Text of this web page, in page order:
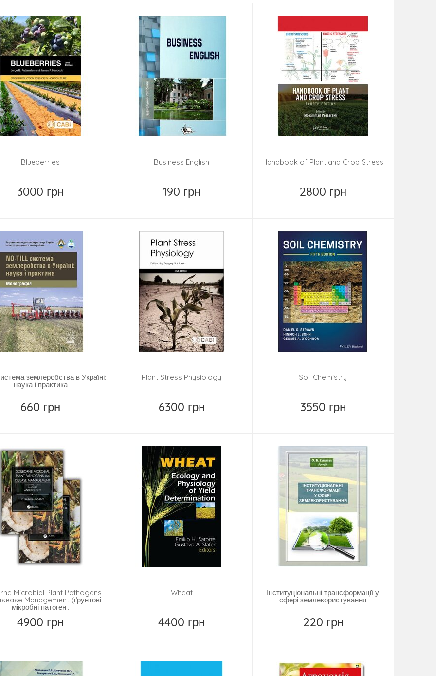
Blueberries
3000 грн
Business English
190 грн
Handbook of Plant and Crop Stress
2800 грн
землеробства в Україні:
наука і практика
660 грн
Plant Stress Physiology
6300 грн
Soil Chemistry
3550 грн
Microbial Plant Pathogens
Management (ґрунтові
мікробні патоген..
4900 грн
Wheat
4400 грн
Інституціональні трансформації у
сфері землекористування
220 грн